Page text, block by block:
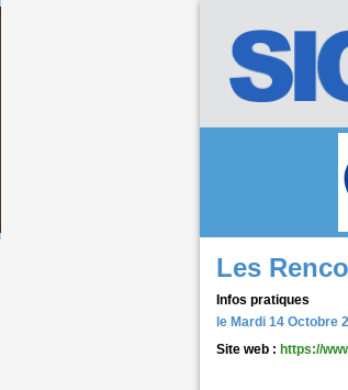
Les
Infos pratiques
le Mardi 14 Octobre
Site web : https://